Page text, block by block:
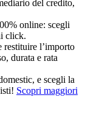
del credito,
online: scegli
click.
restituire l’importo
durata e rata
e scegli la
Scopri maggiori